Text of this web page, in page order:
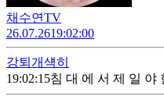
채수연TV
26.07.2619:02:00
강퇴 개섁히
19:02:15침 대 에 서 제 일 야